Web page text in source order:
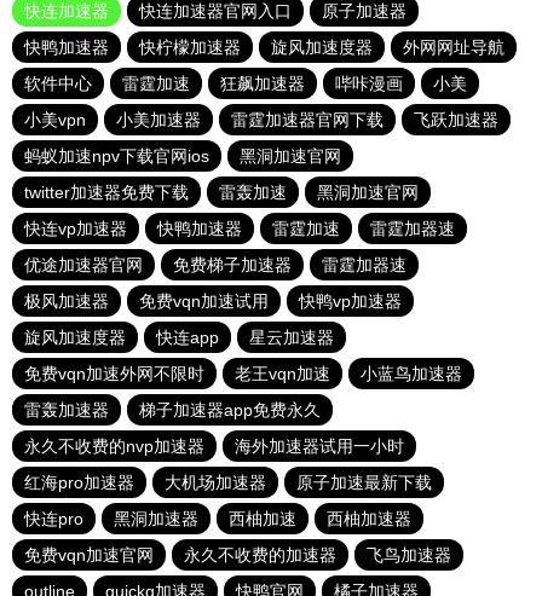
快连加速器
快连加速器官网入口
原子加速器
快鸭加速器
快柠檬加速器 旋风加速度器
外网网址导航
软件中心
雷霆加速 狂飙加速器 哔咔漫画
小美
小美vpn
小美加速器 雷霆加速器官网下载
飞跃加速器
蚂蚁加速npv下载官网ios
黑洞加速官网
twitter加速器免费下载
雷轰加速
黑洞加速官网
快连vp加速器
快鸭加速器 雷霆加速
雷霆加器速
优途加速器官网
免费梯子加速器
雷霆加器速
极风加速器
免费vqn加速试用
快鸭vp加速器
旋风加速度器
快连app
星云加速器
免费vqn加速外网不限时
老王vqn加速
小蓝鸟加速器
雷轰加速器
梯子加速器app免费永久
永久不收费的nvp加速器
海外加速器试用一小时
红海pro加速器
大机场加速器
原子加速最新下载
快连pro
黑洞加速器 西柚加速
西柚加速器
免费vqn加速官网
永久不收费的加速器
飞鸟加速器
outline
quickq加速器 快鸭官网 橘子加速器